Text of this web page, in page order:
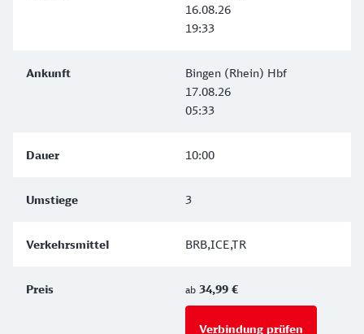
16.08.26
19:33
Bingen (Rhein) Hbf
17.08.26
05:33
10:00
3
BRB,ICE,TR
ab 34,99 €
Verbindung prüfen